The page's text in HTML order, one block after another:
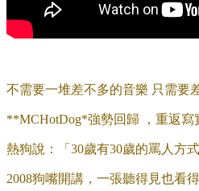
不需要一堆差不多的音樂 只需要
**MCHotDog*強勢回歸 ，重返寫
熱狗說：「30歲有30歲的罵人方式
2008狗嘴開講，一張聽得見也看